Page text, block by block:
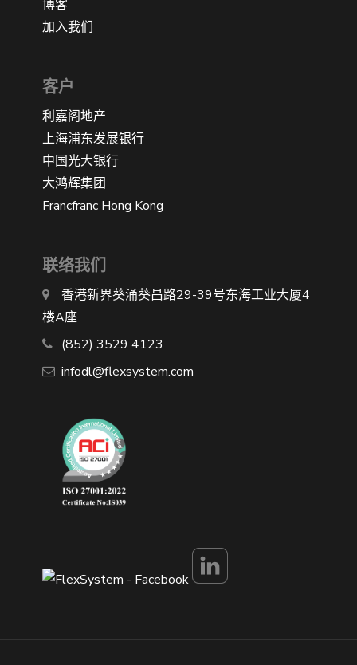
博客
加入我们
客户
利嘉阁地产
上海浦东发展银行
中国光大银行
大鸿辉集团
Francfranc Hong Kong
联络我们
香港新界葵涌葵昌路29-39号东海工业大厦4
楼A座
(852) 3529 4123
infodl@flexsystem.com